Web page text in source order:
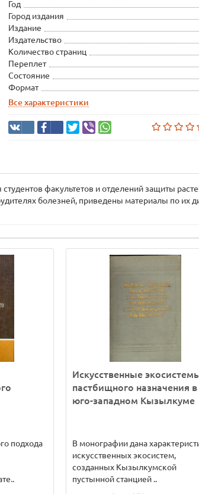
Год
Город издания
Издание
Издательство
Количество страниц
Переплет
Состояние
Формат
Все характеристики
факультетов и отделений защиты
болезней, приведены материалы по их
подхода
Искусственные
пастбищного назначения в
юго-западном Кызылкуме
В монографии дана
искусственных экосистем,
созданных Кызылкумской
пустынной станцией ..